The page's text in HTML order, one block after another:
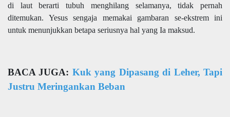
di laut berarti tubuh menghilang selamanya, tidak pernah
ditemukan. Yesus sengaja memakai gambaran se-ekstrem ini
untuk menunjukkan betapa seriusnya hal yang Ia maksud.
BACA JUGA: Kuk yang Dipasang di Leher, Tapi
Justru Meringankan Beban